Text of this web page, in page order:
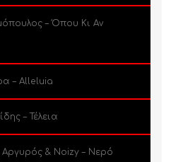
– Όπου Κι Αν
– Alleluia
– Τέλεια
Αργυρός & Noizy – Νερό